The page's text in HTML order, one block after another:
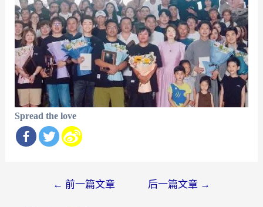
Spread the love
← 前一篇文章 后一篇文章 →